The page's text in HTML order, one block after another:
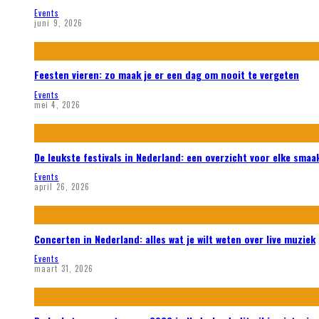
Events
juni 9, 2026
Feesten vieren: zo maak je er een dag om nooit te vergeten
Events
mei 4, 2026
De leukste festivals in Nederland: een overzicht voor elke
Events
april 26, 2026
Concerten in Nederland: alles wat je wilt weten over live muziek
Events
maart 31, 2026